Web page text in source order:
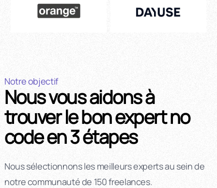
Notre objectif
Nous vous aidons à
trouver le bon expert no
code en 3 étapes
Nous sélectionnons les meilleurs experts au sein de
notre communauté de 150 freelances.